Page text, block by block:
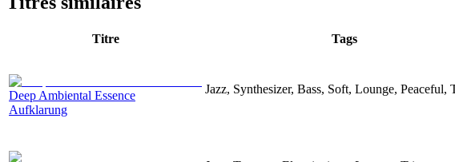
Titre Tags
Deep Ambiental Essence
Aufklarung
Jazz, Synthesizer, Bass, Soft, Lounge, Peaceful,